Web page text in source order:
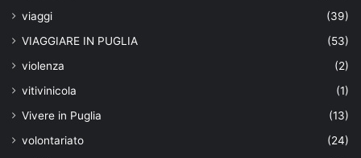
viaggi
(39)
VIAGGIARE IN PUGLIA
(53)
violenza
(2)
vitivinicola
(1)
Vivere in Puglia
(13)
volontariato
(24)